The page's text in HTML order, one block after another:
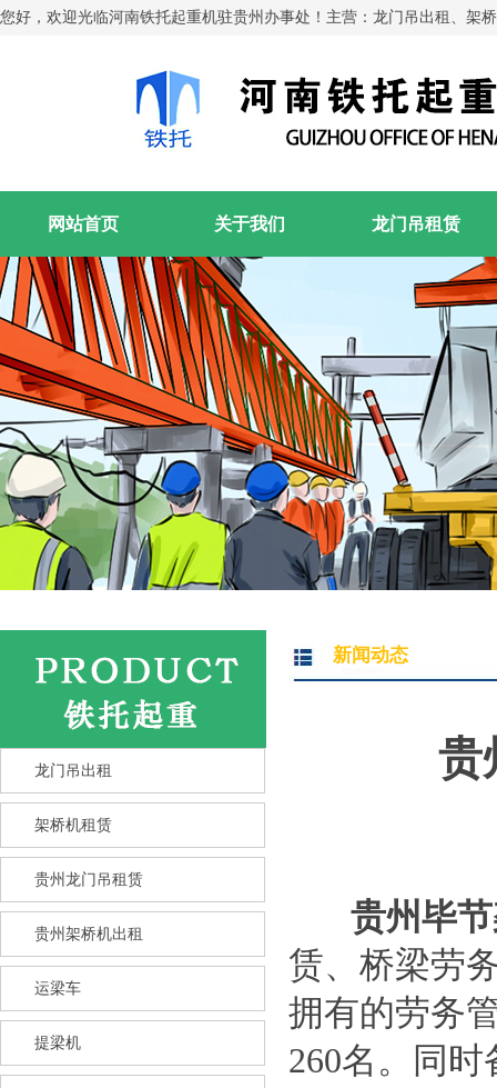
您好，欢迎光临河南铁托起重机驻贵州办事处！主营：龙门吊出租、架
网站首页 关于我们 龙门吊租赁
龙门吊出租
架桥机租赁
贵州龙门吊租赁
贵州架桥机出租
运梁车
提梁机
新闻动态
贵
贵州毕节
赁、桥梁劳
拥有的劳务
260名。同